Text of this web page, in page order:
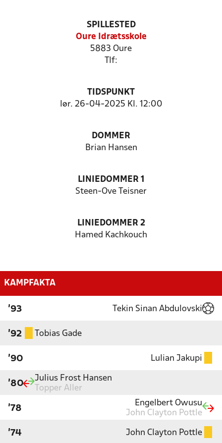
SPILLESTED
Oure Idrætsskole
5883 Oure
Tlf:
TIDSPUNKT
lør. 26-04-2025 Kl. 12:00
DOMMER
Brian Hansen
LINIEDOMMER 1
Steen-Ove Teisner
LINIEDOMMER 2
Hamed Kachkouch
KAMPFAKTA
'93 Tekin Sinan Abdulovski
'92 Tobias Gade
'90 Lulian Jakupi
'80
Julius Frost Hansen
Topper Aller
'78
Engelbert Owusu
John Clayton Pottle
'74 John Clayton Pottle